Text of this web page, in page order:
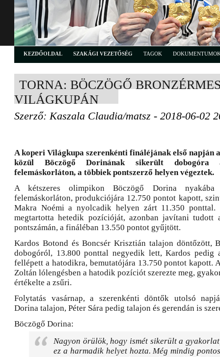
KEZDŐOLDAL SZAKÁGI VEZETŐSÉG TAGOK
TORNA: BÖCZÖGŐ
VILÁGKUPÁN
Szerző: Kaszala Claudia/matsz - 2018-06-02
A koperi Világkupa szerenkénti fináléjának első napján
közül Böczögő Dorinának sikerült dobogóra
felemáskorláton, a többiek pontszerző helyen végeztek.
A kétszeres olimpikon Böczögő Dorina nyakába
felemáskorláton, produkciójára 12.750 pontot kapott,
Makra Noémi a nyolcadik helyen zárt 11.350 ponttal.
megtartotta hetedik pozícióját, azonban javítani tudott
pontszámán, a fináléban 13.550 pontot gyűjtött.
Kardos Botond és Boncsér Krisztián talajon döntőzött,
dobogóról, 13.800 ponttal negyedik lett, Kardos pedig
fellépett a hatodikra, bemutatójára 13.750 pontot kapott.
Zoltán lólengésben a hatodik pozíciót szerezte meg,
értékelte a zsűri.
Folytatás vasárnap, a szerenkénti döntők utolsó
Dorina talajon, Péter Sára pedig talajon és gerendán is
Böczögő Dorina:
Nagyon örülök, hogy ismét sikerült a
ez a harmadik helyet hozta. Még mindig